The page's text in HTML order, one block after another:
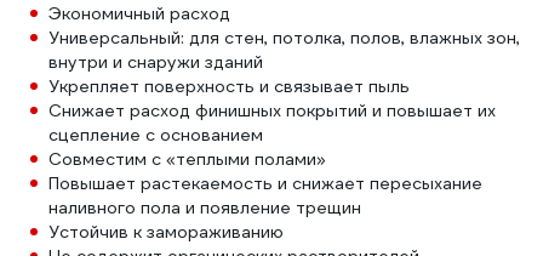
Экономичный расход
Универсальный: для стен, потолка, полов, влажных зон,
внутри и снаружи зданий
Укрепляет поверхность и связывает пыль
Снижает расход финишных покрытий и повышает их
сцепление с основанием
Совместим с «теплыми полами»
Повышает растекаемость и снижает пересыхание
наливного пола и появление трещин
Устойчив к замораживанию